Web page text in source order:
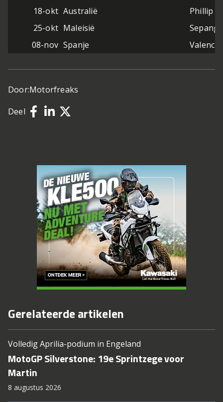
18-okt Australië
Phillip
25-okt Maleisië
Sepang
08-nov Spanje Valencia
Door:Motorfreaks
Deel
Gerelateerde artikelen
Volledig Aprilia-podium in Engeland
MotoGP Silverstone: 19e Sprintzege voor
Martin
8 augustus 2026